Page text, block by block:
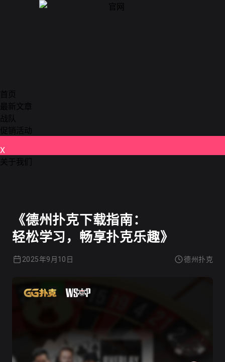
首页
最新文章
战队
促销活动
X
关于我们
《德州扑克下载指南：
轻松学习，畅享扑克乐趣》
2025年9月10日 德州扑克